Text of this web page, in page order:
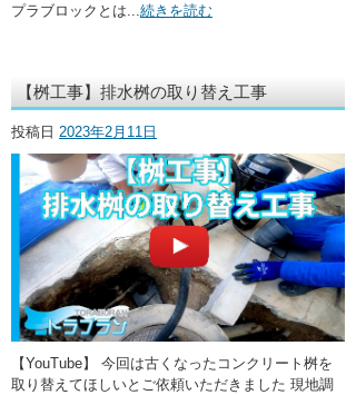
プラブロックとは... 続きを読む
【桝工事】排水桝の取り替え工事
投稿日 2023年2月11日
【YouTube】 今回は古くなったコンクリート桝を
取り替えてほしいとご依頼いただきました 現地調